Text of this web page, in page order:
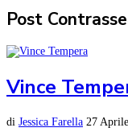
Post
Vince
di Jessica Farella 27